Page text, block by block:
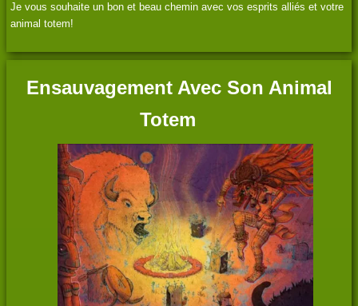
Je vous souhaite un bon et beau chemin avec vos esprits alliés et votre
animal totem!
Ensauvagement Avec Son Animal
Totem